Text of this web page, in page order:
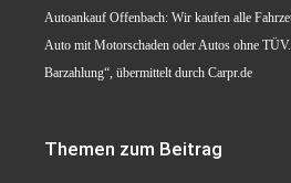
Autoankauf Offenbach: Wir kaufen alle
Auto mit Motorschaden oder Autos ohne
Barzahlung“, übermittelt durch Carpr.de
Themen zum Beitrag